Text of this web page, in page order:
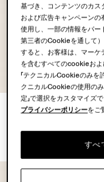
ゴールド Orizzonte I メ
¥88,000 (税込)
基づき、コンテンツのカ
および広告キャンペーン
使用し、一部の情報をパ
第三者のCookieを通して）
すると、お客様は、マー
を含むすべてのcookieおよ
「テクニカルCookieのみを
クニカルCookieの使用の
定」で選択をカスタマイズ
プライバシーポリシーをご
すべ